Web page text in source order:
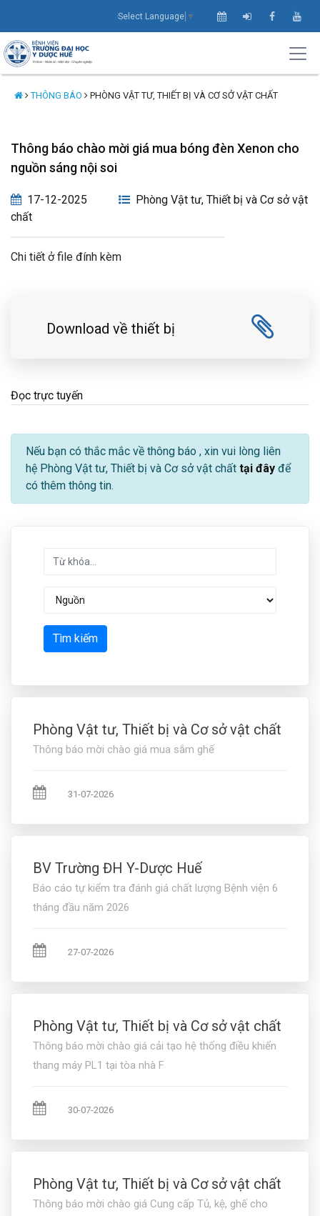
Select Language ▼
THÔNG BÁO PHÒNG VẬT TƯ, THIẾT BỊ VÀ CƠ SỞ VẬT CHẤT
Thông báo chào mời giá mua bóng đèn Xenon cho
nguồn sáng nội soi
17-12-2025
Phòng Vật tư, Thiết bị và Cơ sở vật
chất
Chi tiết ở file đính kèm
Download về thiết bị
Đọc trực tuyến
Nếu bạn có thắc mắc về thông báo , xin vui lòng liên
hệ Phòng Vật tư, Thiết bị và Cơ sở vật chất tại đây để
có thêm thông tin.
Tìm kiếm
Phòng Vật tư, Thiết bị và Cơ sở vật chất
Thông báo mời chào giá mua sắm ghế
31-07-2026
BV Trường ĐH Y-Dược Huế
Báo cáo tự kiểm tra đánh giá chất lượng Bệnh viện 6
tháng đầu năm 2026
27-07-2026
Phòng Vật tư, Thiết bị và Cơ sở vật chất
Thông báo mời chào giá cải tạo hệ thống điều khiển
thang máy PL1 tại tòa nhà F
30-07-2026
Phòng Vật tư, Thiết bị và Cơ sở vật chất
Thông báo mời chào giá Cung cấp Tủ, kệ, ghế cho